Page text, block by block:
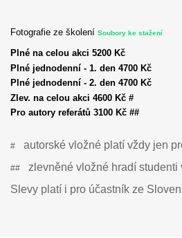
Fotografie ze školení Soubory ke stažení
Plné na celou akci 5200 Kč
Plné jednodenní - 1. den 4700 Kč
Plné jednodenní - 2. den 4700 Kč
Zlev. na celou akci 4600 Kč #
Pro autory referátů 3100 Kč ##
# autorské vložné platí vždy jen
## zlevněné vložné hradí studenti
Slevy platí i pro účastník ze